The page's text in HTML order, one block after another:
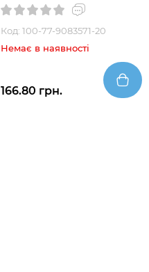
Код: 100-77-9083571-20
Немає в наявності
166.80 грн.